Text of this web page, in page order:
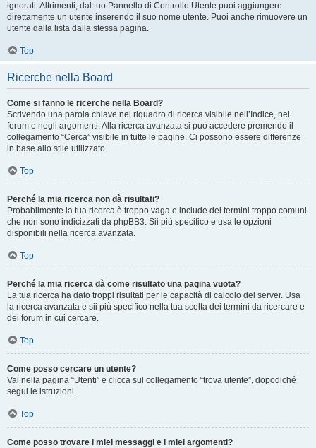
ignorati. Altrimenti, dal tuo Pannello di Controllo Utente puoi aggiungere
direttamente un utente inserendo il suo nome utente. Puoi anche rimuovere un
utente dalla lista dalla stessa pagina.
Top
Ricerche nella Board
Come si fanno le ricerche nella Board?
Scrivendo una parola chiave nel riquadro di ricerca visibile nell’Indice, nei
forum e negli argomenti. Alla ricerca avanzata si può accedere premendo il
collegamento “Cerca” visibile in tutte le pagine. Ci possono essere differenze
in base allo stile utilizzato.
Top
Perché la mia ricerca non dà risultati?
Probabilmente la tua ricerca è troppo vaga e include dei termini troppo comuni
che non sono indicizzati da phpBB3. Sii più specifico e usa le opzioni
disponibili nella ricerca avanzata.
Top
Perché la mia ricerca dà come risultato una pagina vuota?
La tua ricerca ha dato troppi risultati per le capacità di calcolo del server. Usa
la ricerca avanzata e sii più specifico nella tua scelta dei termini da ricercare e
dei forum in cui cercare.
Top
Come posso cercare un utente?
Vai nella pagina “Utenti” e clicca sul collegamento “trova utente”, dopodiché
segui le istruzioni.
Top
Come posso trovare i miei messaggi e i miei argomenti?